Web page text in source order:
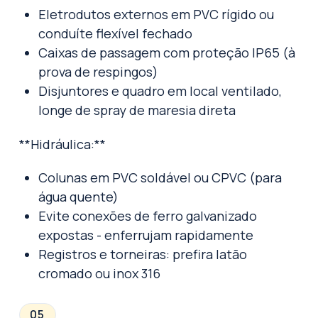
Eletrodutos externos em PVC rígido ou
conduíte flexível fechado
Caixas de passagem com proteção IP65 (à
prova de respingos)
Disjuntores e quadro em local ventilado,
longe de spray de maresia direta
**Hidráulica:**
Colunas em PVC soldável ou CPVC (para
água quente)
Evite conexões de ferro galvanizado
expostas - enferrujam rapidamente
Registros e torneiras: prefira latão
cromado ou inox 316
05